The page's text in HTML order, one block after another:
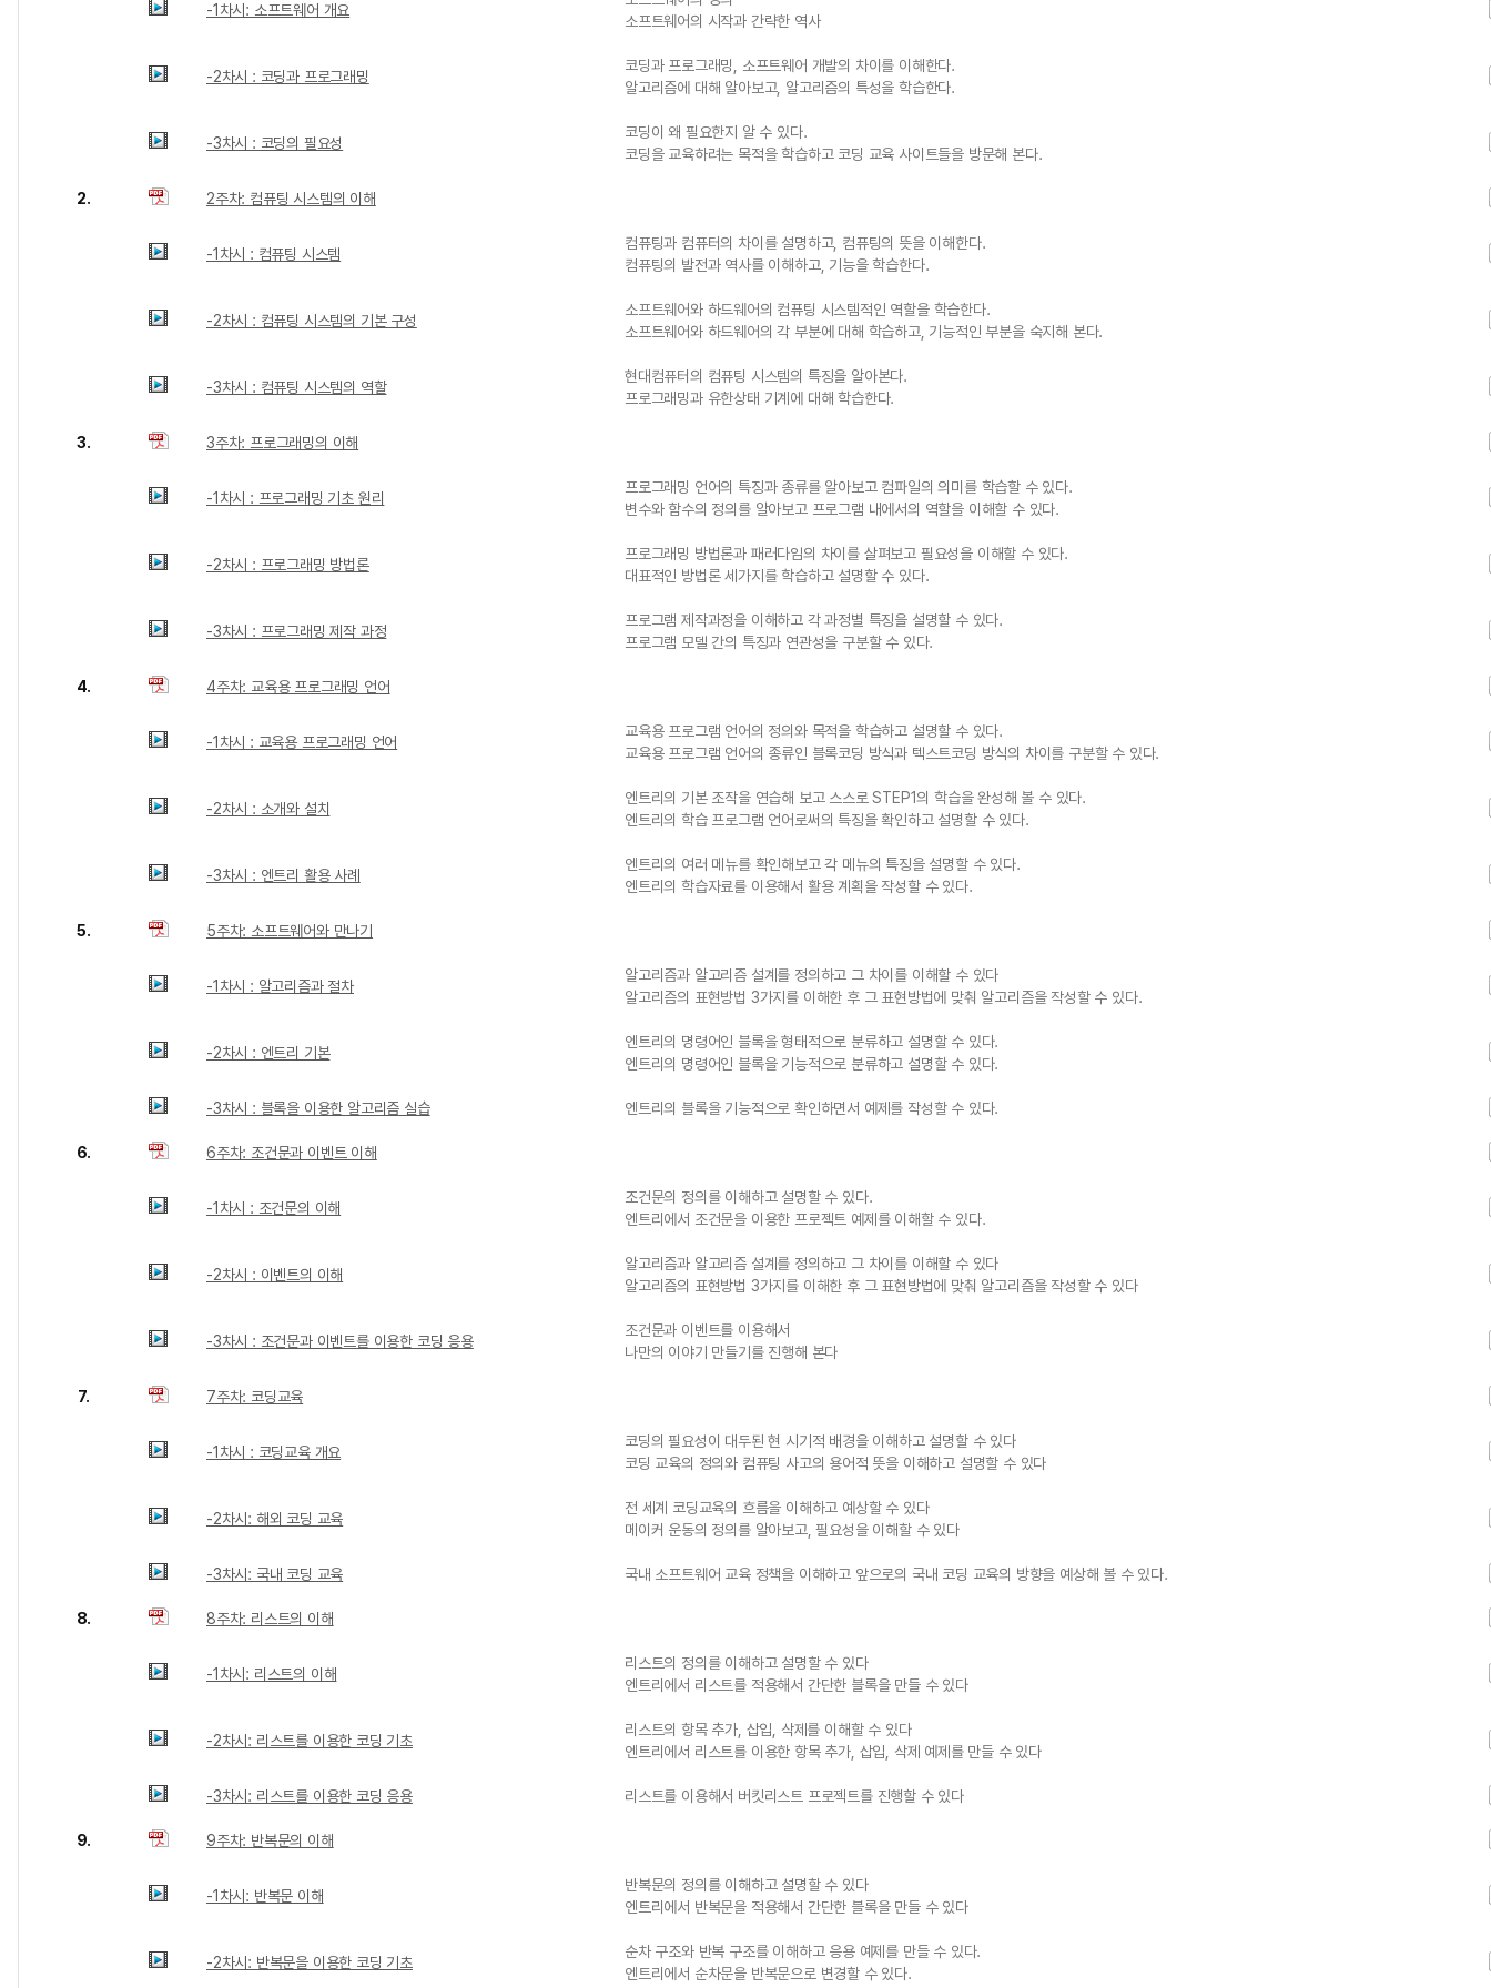
-1차시: 소프트웨어 개요
소프트웨어의 시작과 간략한 역사
-2차시 : 코딩과 프로그래밍
코딩과 프로그래밍, 소프트웨어 개발의 차이를 이해한다.
알고리즘에 대해 알아보고, 알고리즘의 특성을 학습한다.
-3차시 : 코딩의 필요성
코딩이 왜 필요한지 알 수 있다.
코딩을 교육하려는 목적을 학습하고 코딩 교육 사이트들을 방문해 본다.
2. 2주차: 컴퓨팅 시스템의 이해
-1차시 : 컴퓨팅 시스템
컴퓨팅과 컴퓨터의 차이를 설명하고, 컴퓨팅의 뜻을 이해한다.
컴퓨팅의 발전과 역사를 이해하고, 기능을 학습한다.
-2차시 : 컴퓨팅 시스템의 기본 구성
소프트웨어와 하드웨어의 컴퓨팅 시스템적인 역할을 학습한다.
소프트웨어와 하드웨어의 각 부분에 대해 학습하고, 기능적인 부분을 숙지해 본다.
-3차시 : 컴퓨팅 시스템의 역할
현대컴퓨터의 컴퓨팅 시스템의 특징을 알아본다.
프로그래밍과 유한상태 기계에 대해 학습한다.
3. 3주차: 프로그래밍의 이해
-1차시 : 프로그래밍 기초 원리
프로그래밍 언어의 특징과 종류를 알아보고 컴파일의 의미를 학습할 수 있다.
변수와 함수의 정의를 알아보고 프로그램 내에서의 역할을 이해할 수 있다.
-2차시 : 프로그래밍 방법론
프로그래밍 방법론과 패러다임의 차이를 살펴보고 필요성을 이해할 수 있다.
대표적인 방법론 세가지를 학습하고 설명할 수 있다.
-3차시 : 프로그래밍 제작 과정
프로그램 제작과정을 이해하고 각 과정별 특징을 설명할 수 있다.
프로그램 모델 간의 특징과 연관성을 구분할 수 있다.
4. 4주차: 교육용 프로그래밍 언어
-1차시 : 교육용 프로그래밍 언어
교육용 프로그램 언어의 정의와 목적을 학습하고 설명할 수 있다.
교육용 프로그램 언어의 종류인 블록코딩 방식과 텍스트코딩 방식의 차이를 구분할 수 있다.
-2차시 : 소개와 설치
엔트리의 기본 조작을 연습해 보고 스스로 STEP1의 학습을 완성해 볼 수 있다.
엔트리의 학습 프로그램 언어로써의 특징을 확인하고 설명할 수 있다.
-3차시 : 엔트리 활용 사례
엔트리의 여러 메뉴를 확인해보고 각 메뉴의 특징을 설명할 수 있다.
엔트리의 학습자료를 이용해서 활용 계획을 작성할 수 있다.
5. 5주차: 소프트웨어와 만나기
-1차시 : 알고리즘과 절차
알고리즘과 알고리즘 설계를 정의하고 그 차이를 이해할 수 있다
알고리즘의 표현방법 3가지를 이해한 후 그 표현방법에 맞춰 알고리즘을 작성할 수 있다.
-2차시 : 엔트리 기본
엔트리의 명령어인 블록을 형태적으로 분류하고 설명할 수 있다.
엔트리의 명령어인 블록을 기능적으로 분류하고 설명할 수 있다.
-3차시 : 블록을 이용한 알고리즘 실습 엔트리의 블록을 기능적으로 확인하면서 예제를 작성할 수 있다.
6. 6주차: 조건문과 이벤트 이해
-1차시 : 조건문의 이해
조건문의 정의를 이해하고 설명할 수 있다.
엔트리에서 조건문을 이용한 프로젝트 예제를 이해할 수 있다.
-2차시 : 이벤트의 이해
알고리즘과 알고리즘 설계를 정의하고 그 차이를 이해할 수 있다
알고리즘의 표현방법 3가지를 이해한 후 그 표현방법에 맞춰 알고리즘을 작성할 수 있다
-3차시 : 조건문과 이벤트를 이용한 코딩 응용
조건문과 이벤트를 이용해서
나만의 이야기 만들기를 진행해 본다
7. 7주차: 코딩교육
-1차시 : 코딩교육 개요
코딩의 필요성이 대두된 현 시기적 배경을 이해하고 설명할 수 있다
코딩 교육의 정의와 컴퓨팅 사고의 용어적 뜻을 이해하고 설명할 수 있다
-2차시: 해외 코딩 교육
전 세계 코딩교육의 흐름을 이해하고 예상할 수 있다
메이커 운동의 정의를 알아보고, 필요성을 이해할 수 있다
-3차시: 국내 코딩 교육 국내 소프트웨어 교육 정책을 이해하고 앞으로의 국내 코딩 교육의 방향을 예상해 볼 수 있다.
8. 8주차: 리스트의 이해
-1차시: 리스트의 이해
리스트의 정의를 이해하고 설명할 수 있다
엔트리에서 리스트를 적용해서 간단한 블록을 만들 수 있다
-2차시: 리스트를 이용한 코딩 기초
리스트의 항목 추가, 삽입, 삭제를 이해할 수 있다
엔트리에서 리스트를 이용한 항목 추가, 삽입, 삭제 예제를 만들 수 있다
-3차시: 리스트를 이용한 코딩 응용 리스트를 이용해서 버킷리스트 프로젝트를 진행할 수 있다
9. 9주차: 반복문의 이해
-1차시: 반복문 이해
반복문의 정의를 이해하고 설명할 수 있다
엔트리에서 반복문을 적용해서 간단한 블록을 만들 수 있다
-2차시: 반복문을 이용한 코딩 기초
순차 구조와 반복 구조를 이해하고 응용 예제를 만들 수 있다.
엔트리에서 순차문을 반복문으로 변경할 수 있다.